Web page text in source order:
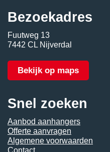
Bezoekadres
Fuutweg 13
7442 CL Nijverdal
Bekijk op maps
Snel zoeken
Aanbod aanhangers
Offerte aanvragen
Algemene voorwaarden
Contact